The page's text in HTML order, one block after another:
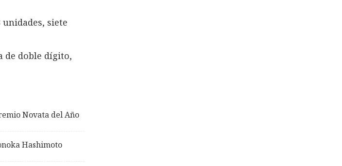
siete
de doble dígito,
Novata del Año
Hashimoto